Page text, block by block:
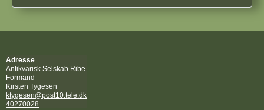
Adresse
Antikvarisk Selskab Ribe
Formand
Kirsten Tygesen
ktygesen@post10.tele.dk
40270028